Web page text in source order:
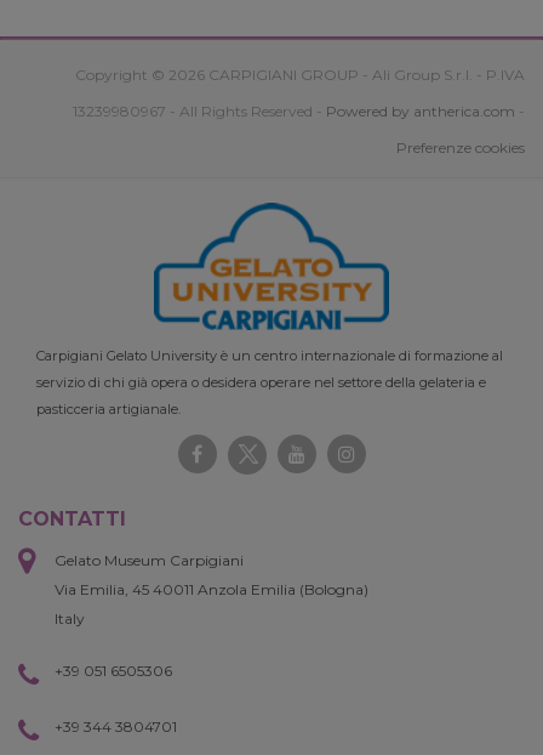
Copyright © 2026 CARPIGIANI GROUP - Ali Group S.r.l. - P.IVA
13239980967 - All Rights Reserved - Powered by antherica.com -
Preferenze cookies
Carpigiani Gelato University è un centro internazionale di formazione al
servizio di chi già opera o desidera operare nel settore della gelateria e
pasticceria artigianale.
CONTATTI
Gelato Museum Carpigiani
Via Emilia, 45 40011 Anzola Emilia (Bologna)
Italy
+39 051 6505306
+39 344 3804701